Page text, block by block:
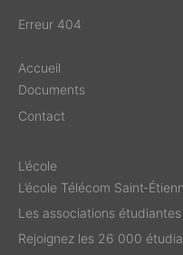
Erreur 404
Accueil
Documents
Contact
L’école
L’école Télécom
Les associations étudiantes
Rejoignez les 26 000